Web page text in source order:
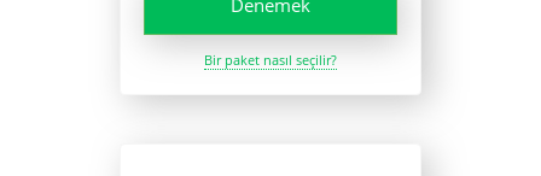
Denemek
Bir paket nasıl seçilir?